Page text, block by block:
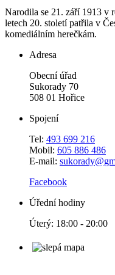
Narodila se 21. září 1913 v
letech 20. století patřila v
komediálním herečkám.
Adresa
Obecní úřad
Sukorady 70
508 01 Hořice
Spojení
Tel: 493 699 216
Mobil: 605 886 486
E-mail:
Facebook
Úřední hodiny
Úterý: 18:00 - 20:00